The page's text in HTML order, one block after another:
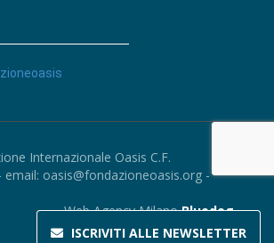
ISCRIVITI ALLE NEWSLETTER
Internazionale Oasis C.F.
email: oasis@fondazioneoasis.org -
Web Agency Milano Bluedog